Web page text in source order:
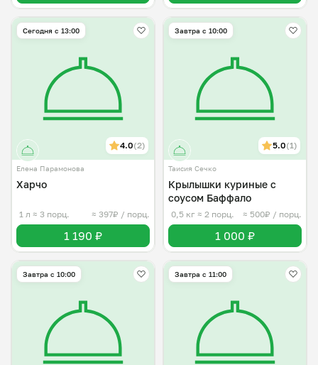
Сегодня с 13:00
4.0(2)
Елена Парамонова
Харчо
1 л ≈ 3 порц. ≈ 397₽ / порц.
1 190 ₽
Завтра c 10:00
5.0(1)
Таисия Сечко
Крылышки куриные с
соусом Баффало
0,5 кг ≈ 2 порц. ≈ 500₽ / порц.
1 000 ₽
Завтра c 10:00 Завтра c 11:00